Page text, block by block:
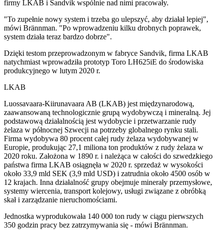
firmy LKAB i Sandvik wspólnie nad nimi pracowały.
"To zupełnie nowy system i trzeba go ulepszyć, aby działał lepiej",
mówi Brännman. "Po wprowadzeniu kilku drobnych poprawek,
system działa teraz bardzo dobrze".
Dzięki testom przeprowadzonym w fabryce Sandvik, firma LKAB
natychmiast wprowadziła prototyp Toro LH625iE do środowiska
produkcyjnego w lutym 2020 r.
LKAB
Luossavaara-Kiirunavaara AB (LKAB) jest międzynarodową,
zaawansowaną technologicznie grupą wydobywczą i mineralną. Jej
podstawową działalnością jest wydobycie i przetwarzanie rudy
żelaza w północnej Szwecji na potrzeby globalnego rynku stali.
Firma wydobywa 80 procent całej rudy żelaza wydobywanej w
Europie, produkując 27,1 miliona ton produktów z rudy żelaza w
2020 roku. Założona w 1890 r. i należąca w całości do szwedzkiego
państwa firma LKAB osiągnęła w 2020 r. sprzedaż w wysokości
około 33,9 mld SEK (3,9 mld USD) i zatrudnia około 4500 osób w
12 krajach. Inna działalność grupy obejmuje minerały przemysłowe,
systemy wiercenia, transport kolejowy, usługi związane z obróbką
skał i zarządzanie nieruchomościami.
Jednostka wyprodukowała 140 000 ton rudy w ciągu pierwszych
350 godzin pracy bez zatrzymywania się - mówi Brännman.